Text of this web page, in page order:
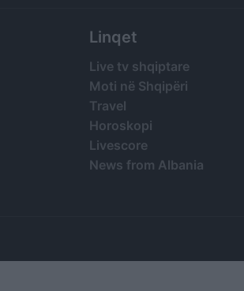
Linqet
Live tv shqiptare
Moti në Shqipëri
Travel
Horoskopi
Livescore
News from Albania